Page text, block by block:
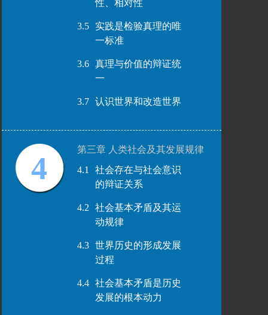
性、相对性
3.5
实践是检验真理的唯
一标准
3.6
真理与价值的辩证统
一
3.7 认识世界和改造世界
4
第三章 人类社会及其发展规律
4.1
社会存在与社会意识
的辩证关系
4.2
社会基本矛盾及其运
动规律
4.3
世界历史的形成发展
过程
4.4
社会基本矛盾是历史
发展的根本动力